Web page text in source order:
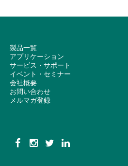
製品一覧
アプリケーション
サービス・サポート
イベント・セミナー
会社概要
お問い合わせ
メルマガ登録